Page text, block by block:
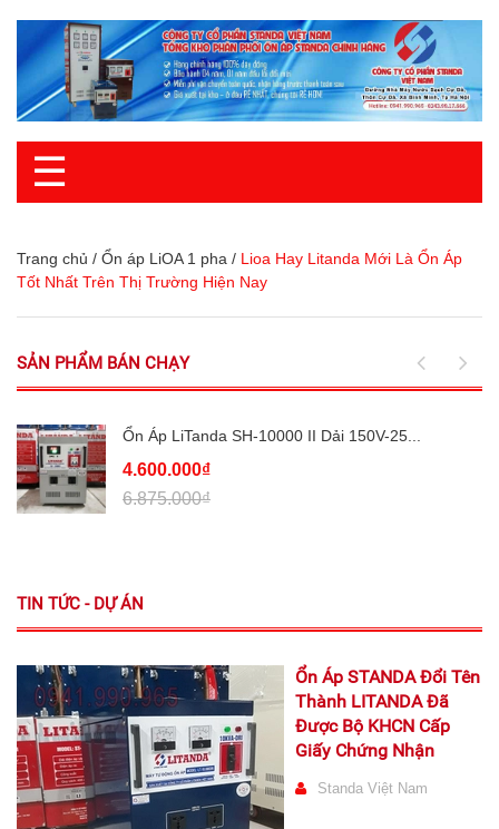
☰
Trang chủ / Ổn áp LiOA 1 pha / Lioa Hay Litanda Mới Là Ổn Áp
Tốt Nhất Trên Thị Trường Hiện Nay
SẢN PHẨM BÁN CHẠY
Ổn Áp LiTanda SH-10000 II Dải 150V-25...
4.600.000₫
6.875.000₫
TIN TỨC - DỰ ÁN
Ổn Áp STANDA Đổi Tên
Thành LITANDA Đã
Được Bộ KHCN Cấp
Giấy Chứng Nhận
Standa Việt Nam